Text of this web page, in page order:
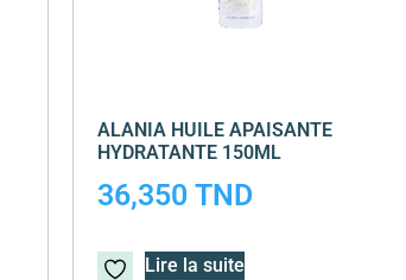
ALANIA HUILE APAISANTE
HYDRATANTE 150ML
36,350TND
Lire la suite